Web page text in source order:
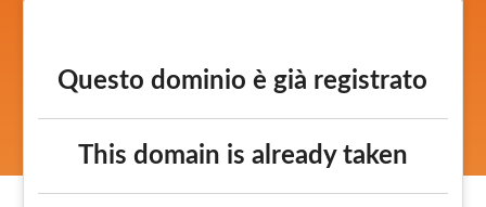
Questo dominio è già registrato
This domain is already taken